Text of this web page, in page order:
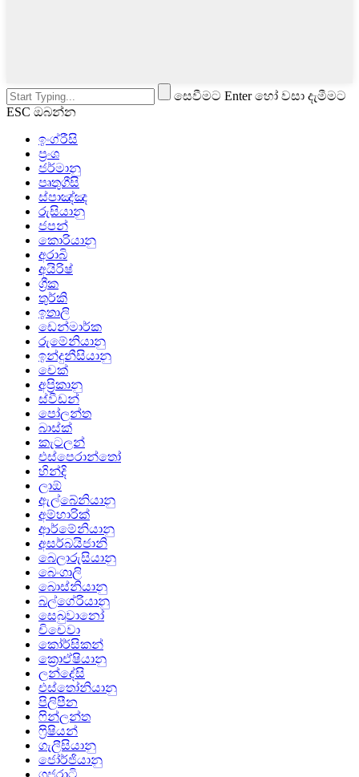
සෙවීමට Enter හෝ වසා දැමීමට
ESC ඔබන්න
ඉංග්රීසි
ප්‍රංශ
ජර්මානු
පෘතුගීසි
ස්පාඤ්ඤ
රුසියානු
ජපන්
කොරියානු
අරාබි
අයිරිෂ්
ග්‍රීක
තුර්කි
ඉතාලි
ඩෙන්මාර්ක
රුමේනියානු
ඉන්දුනීසියානු
චෙක්
අප්‍රිකානු
ස්වීඩන්
පෝලන්ත
බාස්ක්
කැටලන්
එස්පෙරාන්තෝ
හින්දි
ලාඕ
ඇල්බේනියානු
අම්හාරික්
ආර්මේනියානු
අසර්බයිජානි
බෙලාරුසියානු
බෙංගාලි
බොස්නියානු
බල්ගේරියානු
සෙබුවානෝ
චිචෙවා
කෝර්සිකන්
ක්‍රොඒෂියානු
ලන්දේසි
එස්තෝනියානු
පිලිපීන
ෆින්ලන්ත
ෆ්‍රිෂියන්
ගැලීසියානු
ජෝර්ජියානු
ගුජරාටි